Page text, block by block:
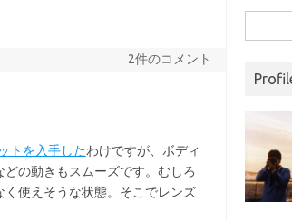
2件のコメント
トを入手したわけですが、ボディ
の動きもスムーズです。むしろ
使えそうな状態。そこでレンズ
索: